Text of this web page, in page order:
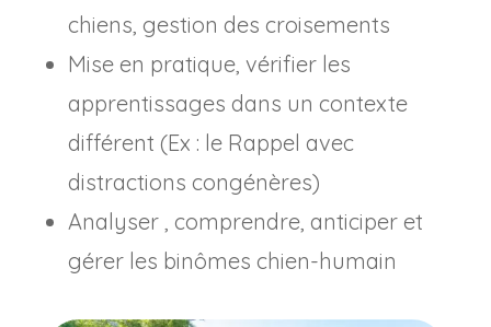
chiens, gestion des croisements
Mise en pratique, vérifier les
apprentissages dans un contexte
différent (Ex : le Rappel avec
distractions congénères)
Analyser , comprendre, anticiper et
gérer les binômes chien-humain